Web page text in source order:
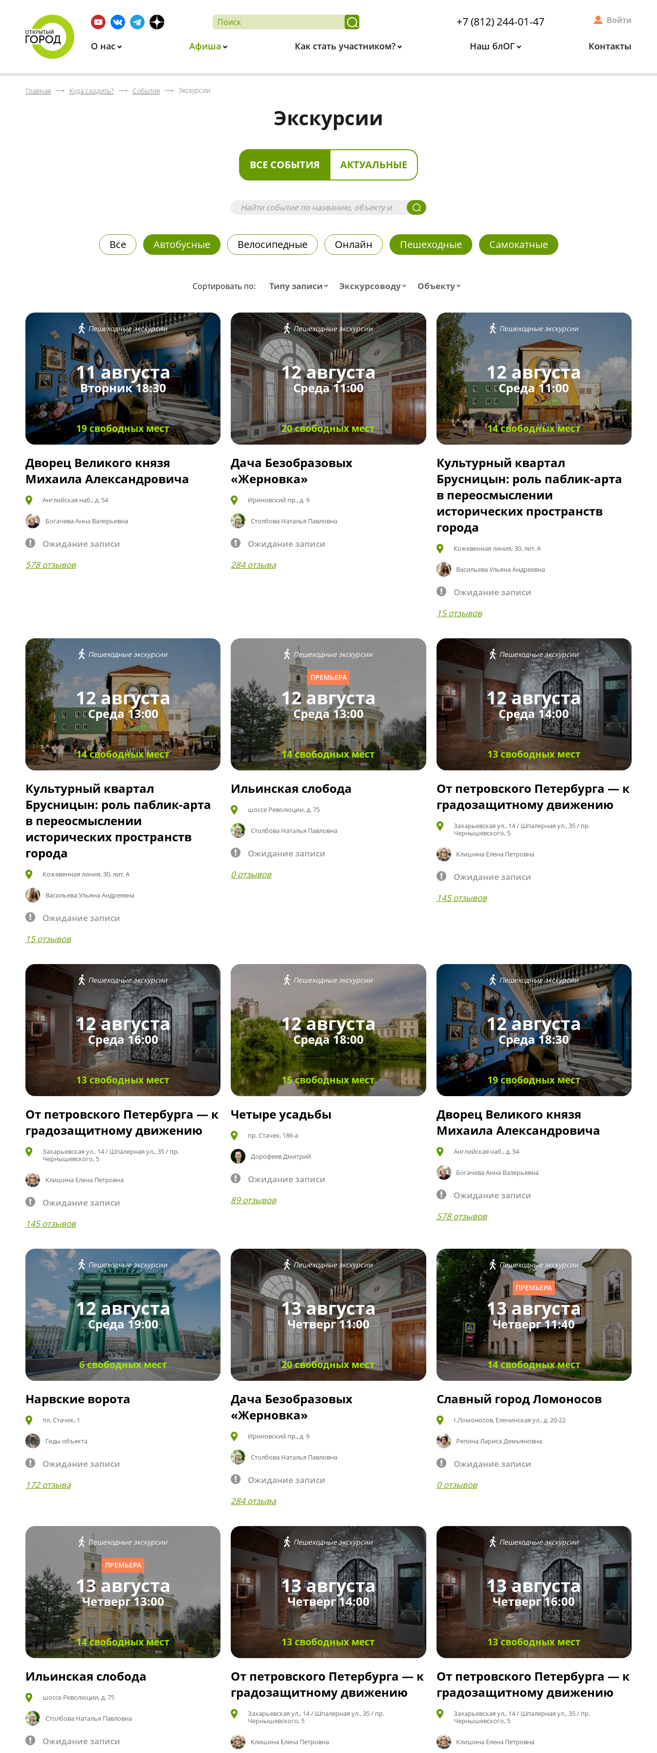
+7 (812) 244-01-47 Войти
О нас Афиша Как стать участником? Наш блОГ Контакты
Главная Куда сходить? События Экскурсии
Экскурсии
ВСЕ СОБЫТИЯ АКТУАЛЬНЫЕ
Все Автобусные Велосипедные Онлайн Пешеходные Самокатные
Сортировать по: Типу записи Экскурсоводу Объекту
Пешеходные экскурсии
11 августа
Вторник 18:30
19 свободных мест
Дворец Великого князя
Михаила Александровича
Английская наб., д. 54
Богачева Анна Валерьевна
Ожидание записи
578 отзывов
Пешеходные экскурсии
12 августа
Среда 11:00
20 свободных мест
Дача Безобразовых
«Жерновка»
Ириновский пр., д. 9
Столбова Наталья Павловна
Ожидание записи
284 отзыва
Пешеходные экскурсии
12 августа
Среда 11:00
14 свободных мест
Культурный квартал
Брусницын: роль паблик-арта
в переосмыслении
исторических пространств
города
Кожевенная линия, 30, лит. А
Васильева Ульяна Андреевна
Ожидание записи
15 отзывов
Пешеходные экскурсии
12 августа
Среда 13:00
14 свободных мест
Культурный квартал
Брусницын: роль паблик-арта
в переосмыслении
исторических пространств
города
Кожевенная линия, 30, лит. А
Васильева Ульяна Андреевна
Ожидание записи
15 отзывов
Пешеходные экскурсии
ПРЕМЬЕРА
12 августа
Среда 13:00
14 свободных мест
Ильинская слобода
шоссе Революции, д. 75
Столбова Наталья Павловна
Ожидание записи
0 отзывов
Пешеходные экскурсии
12 августа
Среда 14:00
13 свободных мест
От петровского Петербурга — к
градозащитному движению
Захарьевская ул., 14 / Шпалерная ул., 35 / пр.
Чернышевского, 5
Клишина Елена Петровна
Ожидание записи
145 отзывов
Пешеходные экскурсии
12 августа
Среда 16:00
13 свободных мест
От петровского Петербурга — к
градозащитному движению
Захарьевская ул., 14 / Шпалерная ул., 35 / пр.
Чернышевского, 5
Клишина Елена Петровна
Ожидание записи
145 отзывов
Пешеходные экскурсии
12 августа
Среда 18:00
15 свободных мест
Четыре усадьбы
пр. Стачек, 186-а
Дорофеев Дмитрий
Ожидание записи
89 отзывов
Пешеходные экскурсии
12 августа
Среда 18:30
19 свободных мест
Дворец Великого князя
Михаила Александровича
Английская наб., д. 54
Богачева Анна Валерьевна
Ожидание записи
578 отзывов
Пешеходные экскурсии
12 августа
Среда 19:00
6 свободных мест
Нарвские ворота
пл. Стачек, 1
Гиды объекта
Ожидание записи
172 отзыва
Пешеходные экскурсии
13 августа
Четверг 11:00
20 свободных мест
Дача Безобразовых
«Жерновка»
Ириновский пр., д. 9
Столбова Наталья Павловна
Ожидание записи
284 отзыва
Пешеходные экскурсии
ПРЕМЬЕРА
13 августа
Четверг 11:40
14 свободных мест
Славный город Ломоносов
г.Ломоносов, Еленинская ул., д. 20-22
Репина Лариса Демьяновна
Ожидание записи
0 отзывов
Пешеходные экскурсии
ПРЕМЬЕРА
13 августа
Четверг 13:00
14 свободных мест
Ильинская слобода
шоссе Революции, д. 75
Столбова Наталья Павловна
Ожидание записи
Пешеходные экскурсии
13 августа
Четверг 14:00
13 свободных мест
От петровского Петербурга — к
градозащитному движению
Захарьевская ул., 14 / Шпалерная ул., 35 / пр.
Чернышевского, 5
Клишина Елена Петровна
Пешеходные экскурсии
13 августа
Четверг 16:00
13 свободных мест
От петровского Петербурга — к
градозащитному движению
Захарьевская ул., 14 / Шпалерная ул., 35 / пр.
Чернышевского, 5
Клишина Елена Петровна